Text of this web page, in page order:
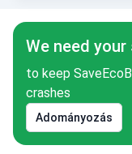
We need
to keep
crashes
Adományozás